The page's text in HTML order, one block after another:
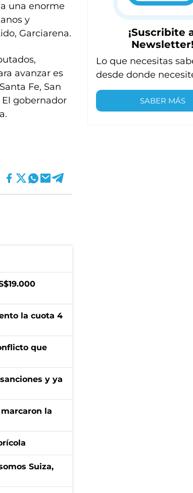
una enorme
y
Garciarena.
avanzar es
Fe, San
gobernador
la cuota 4
que
y ya
la
Suiza,
¡Suscribite
Newsletter!
Lo que necesitas
desde donde
SABER MÁS